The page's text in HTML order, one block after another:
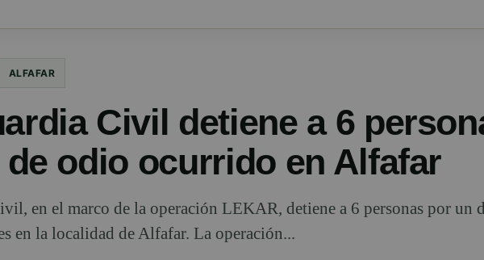
ALFAFAR
Civil detiene a 6
odio ocurrido en Alfafar
en el marco de la operación LEKAR, detiene a 6 personas por un
en la localidad de Alfafar. La operación...